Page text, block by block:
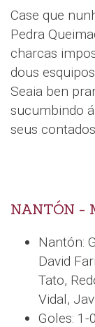
Case que
Pedra
charcas
dous
Seaia ben
sucumbindo
seus
NANTÓN -
Nantón:
David
Tato,
Vidal,
Goles: 1-